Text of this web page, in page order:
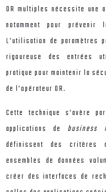
OR multiples nécessite
notamment pour
L’utilisation de paramètres
rigoureuse des entrées
pratique pour maintenir la
de l’opérateur OR.
Cette technique s’avère
applications debusiness
définissent des critères
ensembles de données
créer des interfaces de